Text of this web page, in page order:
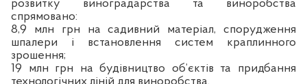
розвитку виноградарства та виноробства
спрямовано:
8,9 млн грн на садивний матеріал, спорудження
шпалери і встановлення систем краплинного
зрошення;
19 млн грн на будівництво об’єктів та придбання